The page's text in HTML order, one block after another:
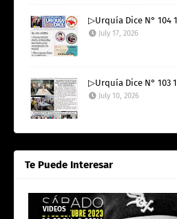
▷Urquía Dice N° 104
July 17, 2026
▷Urquía Dice N° 103
July 10, 2026
Te Puede Interesar
VIDEOS